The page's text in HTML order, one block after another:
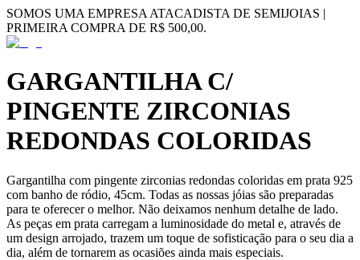
SOMOS UMA EMPRESA ATACADISTA DE SEMIJOIAS |
PRIMEIRA COMPRA DE R$ 500,00.
GARGANTILHA C/
PINGENTE ZIRCONIAS
REDONDAS COLORIDAS
Gargantilha com pingente zirconias redondas coloridas em prata 925
com banho de ródio, 45cm. Todas as nossas jóias são preparadas
para te oferecer o melhor. Não deixamos nenhum detalhe de lado.
As peças em prata carregam a luminosidade do metal e, através de
um design arrojado, trazem um toque de sofisticação para o seu dia a
dia, além de tornarem as ocasiões ainda mais especiais.